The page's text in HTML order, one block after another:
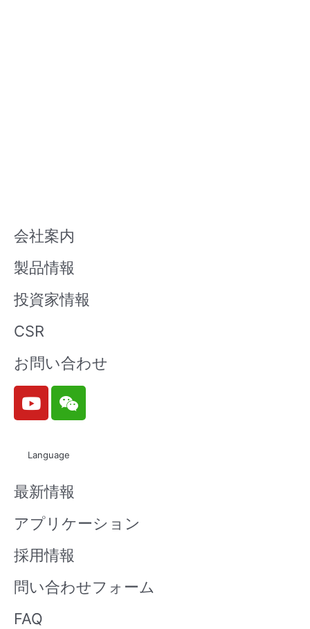
会社案内
製品情報
投資家情報
CSR
お問い合わせ
Y
o
u
b
e
W
e
i
n
Language
最新情報
アプリケーション
採用情報
問い合わせフォーム
FAQ